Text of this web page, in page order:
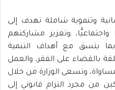
وتنموية شاملة تهدف إلى
وتعزيز مشاركتهم
يتسق مع أهداف التنمية
بالقضاء على الفقر، والعمل
وتسعى الوزارة من خلال
من مجرد التزام قانوني إلى